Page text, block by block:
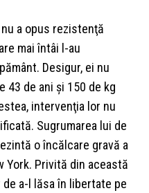
a opus rezistenţă
mai întâi l-au
Desigur, ei nu
43 de ani şi 150 de kg
intervenţia lor nu
Sugrumarea lui de
o încălcare gravă a
York. Privită din această
a-l lăsa în libertate pe